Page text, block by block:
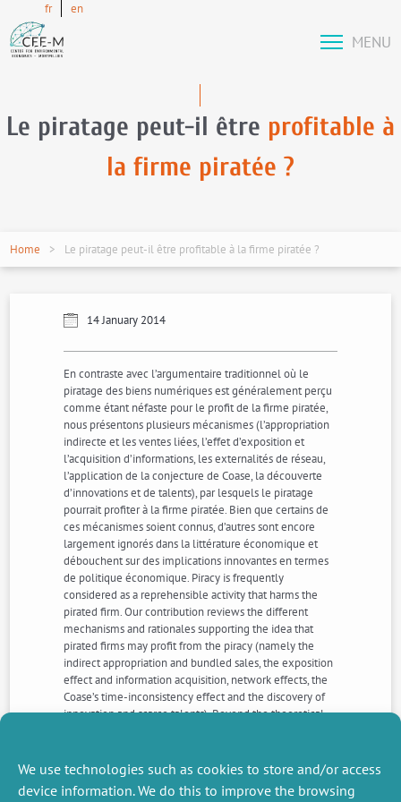
We use technologies such as cookies to store and/or access
device information. We do this to improve the browsing
fr en
MENU
Le piratage peut-il être profitable à
la firme piratée ?
Home Le piratage peut-il être profitable à la firme piratée ?
14 January 2014
En contraste avec l’argumentaire traditionnel où le
piratage des biens numériques est généralement perçu
comme étant néfaste pour le profit de la firme piratée,
nous présentons plusieurs mécanismes (l’appropriation
indirecte et les ventes liées, l’effet d’exposition et
l’acquisition d’informations, les externalités de réseau,
l’application de la conjecture de Coase, la découverte
d’innovations et de talents), par lesquels le piratage
pourrait profiter à la firme piratée. Bien que certains de
ces mécanismes soient connus, d’autres sont encore
largement ignorés dans la littérature économique et
débouchent sur des implications innovantes en termes
de politique économique. Piracy is frequently
considered as a reprehensible activity that harms the
pirated firm. Our contribution reviews the different
mechanisms and rationales supporting the idea that
pirated firms may profit from the piracy (namely the
indirect appropriation and bundled sales, the exposition
effect and information acquisition, network effects, the
Coase’s time-inconsistency effect and the discovery of
innovation and scarce talents). Beyond the theoretical
policy insights.